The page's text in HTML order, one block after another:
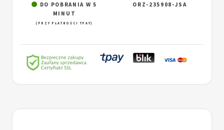
DO POBRANIA W 5
MINUT
(PRZY PŁATNOŚCI TPAY)
ORZ-235908-JSA